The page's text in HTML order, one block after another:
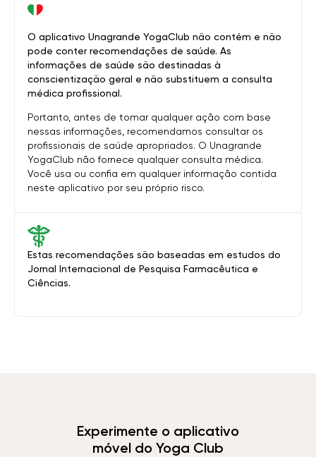
Estas recomendações são baseadas em estudos do
Jornal Internacional de Pesquisa Farmacêutica e
Ciências.
O aplicativo Unagrande YogaClub não contém e não
pode conter recomendações de saúde. As
informações de saúde são destinadas à
conscientização geral e não substituem a consulta
médica profissional.
Portanto, antes de tomar qualquer ação com base
nessas informações, recomendamos consultar os
profissionais de saúde apropriados. O Unagrande
YogaClub não fornece qualquer consulta médica.
Você usa ou confia em qualquer informação contida
neste aplicativo por seu próprio risco.
Experimente o aplicativo
móvel do Yoga Club